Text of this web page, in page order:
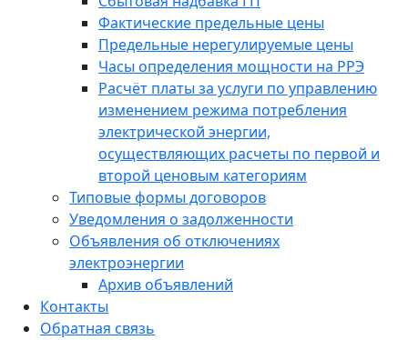
Фактические предельные цены
Предельные нерегулируемые цены
Часы определения мощности на РРЭ
Расчёт платы за услуги по управлению
изменением режима потребления
электрической энергии,
осуществляющих расчеты по первой и
второй ценовым категориям
Типовые формы договоров
Уведомления о задолженности
Объявления об отключениях
электроэнергии
Архив объявлений
Контакты
Обратная связь